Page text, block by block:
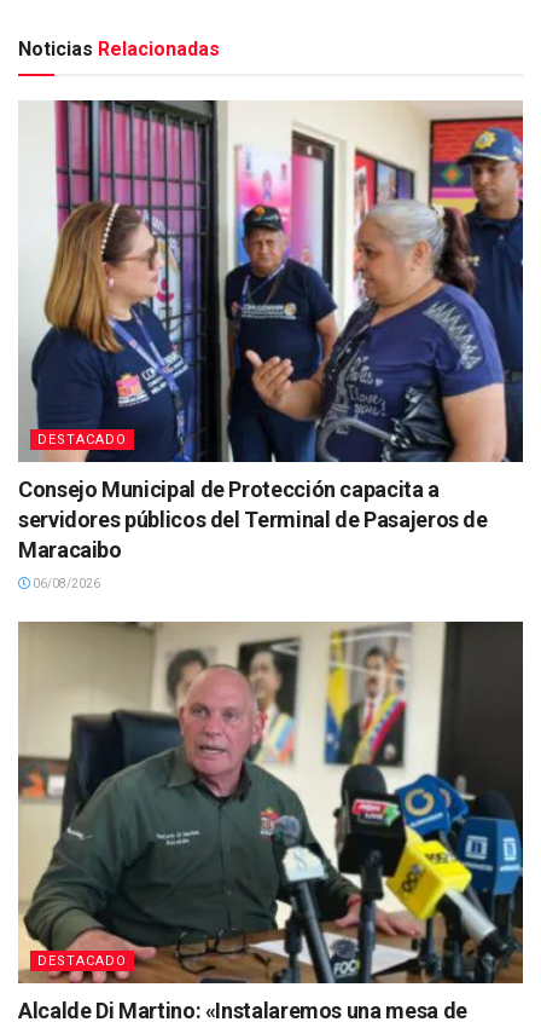
Noticias Relacionadas
DESTACADO
Consejo Municipal de Protección capacita a
servidores públicos del Terminal de Pasajeros de
Maracaibo
06/08/2026
DESTACADO
Alcalde Di Martino: «Instalaremos una mesa de